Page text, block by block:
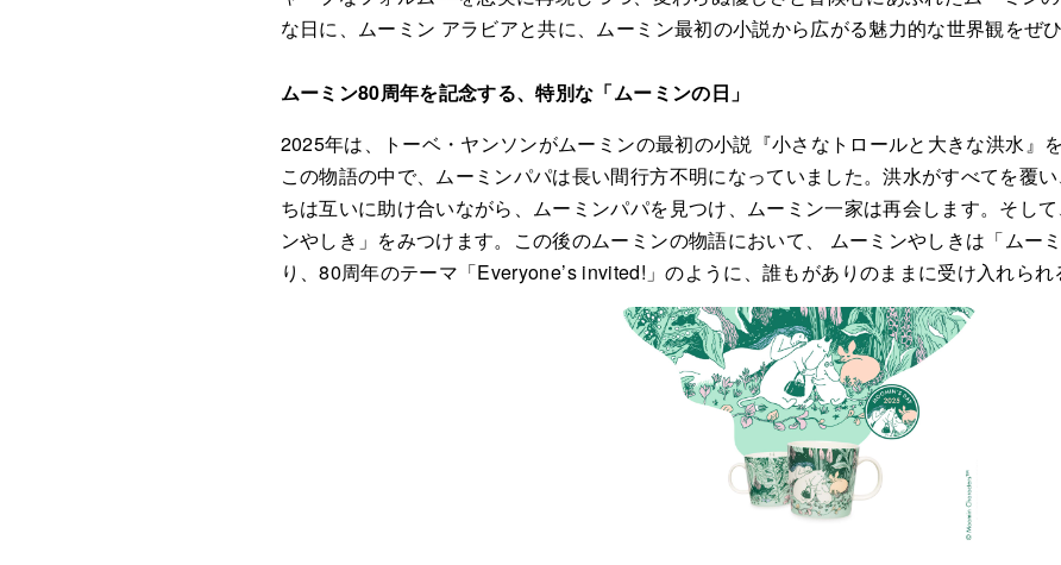
な日に、ムーミン アラビアと共に、ムーミン最初の小説から広がる魅力的な世界観をぜひ
ムーミン80周年を記念する、特別な「ムーミンの日」
2025年は、トーベ・ヤンソンがムーミンの最初の小説『小さなトロールと大きな洪水』
この物語の中で、ムーミンパパは長い間行方不明になっていました。洪水がすべてを覆
ちは互いに助け合いながら、ムーミンパパを見つけ、ムーミン一家は再会します。そし
ンやしき」をみつけます。この後のムーミンの物語において、 ムーミンやしきは「ムー
り、80周年のテーマ「Everyone’s invited!」のように、誰もがありのままに受け入れられ